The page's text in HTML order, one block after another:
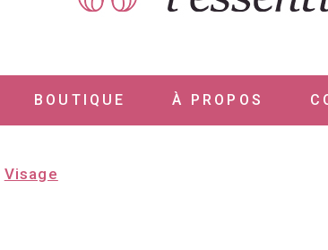
BOUTIQUE À PROPOS
Visage
Confidentialité